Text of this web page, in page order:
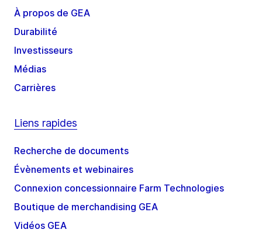
À propos de GEA
Durabilité
Investisseurs
Médias
Carrières
Liens rapides
Recherche de documents
Évènements et webinaires
Connexion concessionnaire Farm Technologies
Boutique de merchandising GEA
Vidéos GEA